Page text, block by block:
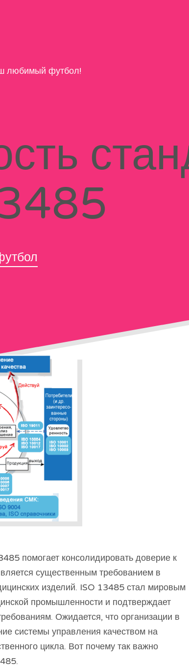
любимый футбол!
помогает консолидировать доверие к
существенным требованием в
изделий. ISO 13485 стал мировым
промышленности и подтверждает
Ожидается, что организации в
системы управления качеством на
цикла. Вот почему так важно